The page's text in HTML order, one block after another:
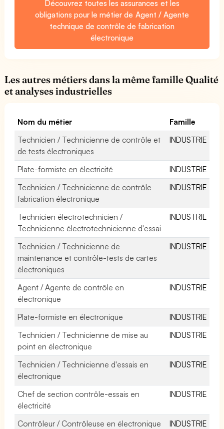
Découvrez toutes les assurances et les
obligations pour le métier de Agent / Agente
technique de contrôle de fabrication
électronique
Les autres métiers dans la même famille Qualité
et analyses industrielles
Nom du métier
Famille
Technicien / Technicienne de contrôle et
de tests électroniques
INDUSTRIE
Plate-formiste en électricité
INDUSTRIE
Technicien / Technicienne de contrôle
fabrication électronique
INDUSTRIE
Technicien électrotechnicien /
Technicienne électrotechnicienne d'essai
INDUSTRIE
Technicien / Technicienne de
maintenance et contrôle-tests de cartes
électroniques
INDUSTRIE
Agent / Agente de contrôle en
électronique
INDUSTRIE
Plate-formiste en électronique
INDUSTRIE
Technicien / Technicienne de mise au
point en électronique
INDUSTRIE
Technicien / Technicienne d'essais en
électronique
INDUSTRIE
Chef de section contrôle-essais en
électricité
INDUSTRIE
Contrôleur / Contrôleuse en électronique
INDUSTRIE